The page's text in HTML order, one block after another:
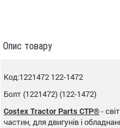
Опис товару
Код:1221472 122-1472
Болт (1221472) (122-1472)
Costex Tractor Parts CTP®-
частин, для двигунів і